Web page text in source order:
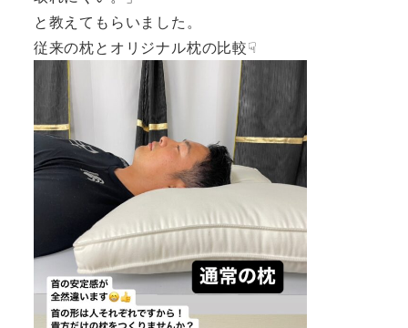
と教えてもらいました。
従来の枕とオリジナル枕の比較☟